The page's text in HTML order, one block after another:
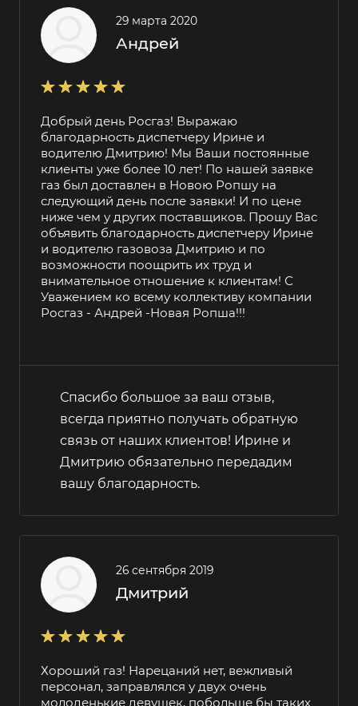
29 марта 2020
Андрей
Добрый день Росгаз! Выражаю
благодарность диспетчеру Ирине и
водителю Дмитрию! Мы Ваши постоянные
клиенты уже более 10 лет! По нашей заявке
газ был доставлен в Новою Ропшу на
следующий день после заявки! И по цене
ниже чем у других поставщиков. Прошу Вас
объявить благодарность диспетчеру Ирине
и водителю газовоза Дмитрию и по
возможности поощрить их труд и
внимательное отношение к клиентам! С
Уважением ко всему коллективу компании
Росгаз - Андрей -Новая Ропша!!!
Спасибо большое за ваш отзыв,
всегда приятно получать обратную
связь от наших клиентов! Ирине и
Дмитрию обязательно передадим
вашу благодарность.
26 сентября 2019
Дмитрий
Хороший газ! Нарецаний нет, вежливый
персонал, заправлялся у двух очень
молоденькие девушек, побольше бы таких